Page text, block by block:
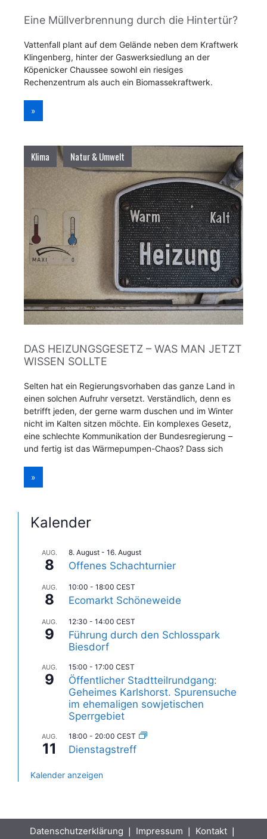
Eine Müllverbrennung durch die Hintertür?
Vattenfall plant auf dem Gelände neben dem Kraftwerk
Klingenberg, hinter der Gaswerksiedlung an der
Köpenicker Chaussee sowohl ein riesiges
Rechenzentrum als auch ein Biomassekraftwerk.
»
Klima Natur & Umwelt
DAS HEIZUNGSGESETZ – WAS MAN JETZT
WISSEN SOLLTE
Selten hat ein Regierungsvorhaben das ganze Land in
einen solchen Aufruhr versetzt. Verständlich, denn es
betrifft jeden, der gerne warm duschen und im Winter
nicht im Kalten sitzen möchte. Ein komplexes Gesetz,
eine schlechte Kommunikation der Bundesregierung –
und fertig ist das Wärmepumpen-Chaos? Dass sich
»
Kalender
AUG.
8
8. August - 16. August
Offenes Schachturnier
AUG.
8
10:00 - 18:00 CEST
Ecomarkt Schöneweide
AUG.
9
12:30 - 14:00 CEST
Führung durch den Schlosspark
Biesdorf
AUG.
9
15:00 - 17:00 CEST
Öffentlicher Stadtteilrundgang:
Geheimes Karlshorst. Spurensuche
im ehemaligen sowjetischen
Sperrgebiet
AUG.
11
18:00 - 20:00 CEST
Dienstagstreff
Kalender anzeigen
Datenschutzerklärung ❘ Impressum ❘ Kontakt ❘